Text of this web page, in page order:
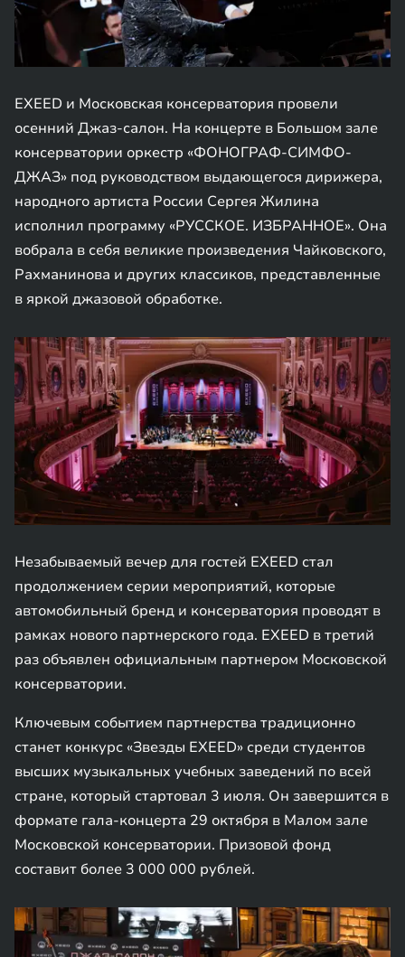
EXEED и Московская консерватория провели
осенний Джаз-салон. На концерте в Большом зале
консерватории оркестр «ФОНОГРАФ-СИМФО-
ДЖАЗ» под руководством выдающегося дирижера,
народного артиста России Сергея Жилина
исполнил программу «РУССКОЕ. ИЗБРАННОЕ». Она
вобрала в себя великие произведения Чайковского,
Рахманинова и других классиков, представленные
в яркой джазовой обработке.
Незабываемый вечер для гостей EXEED стал
продолжением серии мероприятий, которые
автомобильный бренд и консерватория проводят в
рамках нового партнерского года. EXEED в третий
раз объявлен официальным партнером Московской
консерватории.
Ключевым событием партнерства традиционно
станет конкурс «Звезды EXEED» среди студентов
высших музыкальных учебных заведений по всей
стране, который стартовал 3 июля. Он завершится в
формате гала-концерта 29 октября в Малом зале
Московской консерватории. Призовой фонд
составит более 3 000 000 рублей.